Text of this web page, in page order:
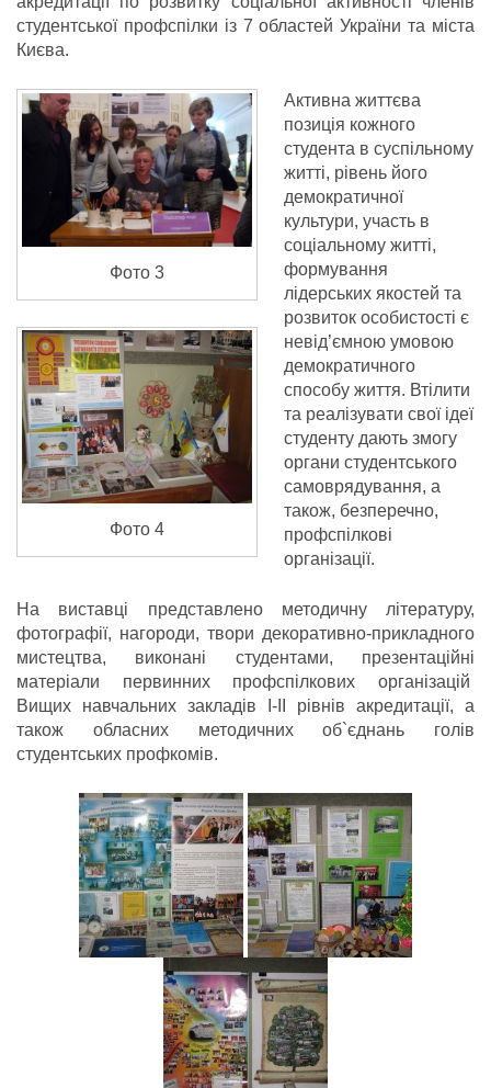
студентської профспілки із 7 областей України та міста
Києва.
Фото 3
Фото 4
Активна життєва
позиція кожного
студента в суспільному
житті, рівень його
демократичної
культури, участь в
соціальному житті,
формування
лідерських якостей та
розвиток особистості є
невід’ємною умовою
демократичного
способу життя. Втілити
та реалізувати свої ідеї
студенту дають змогу
органи студентського
самоврядування, а
також, безперечно,
профспілкові
організації.
На виставці представлено методичну літературу,
фотографії, нагороди, твори декоративно-прикладного
мистецтва, виконані студентами, презентаційні
матеріали первинних профспілкових організацій
Вищих навчальних закладів І-ІІ рівнів акредитації, а
також обласних методичних об`єднань голів
студентських профкомів.